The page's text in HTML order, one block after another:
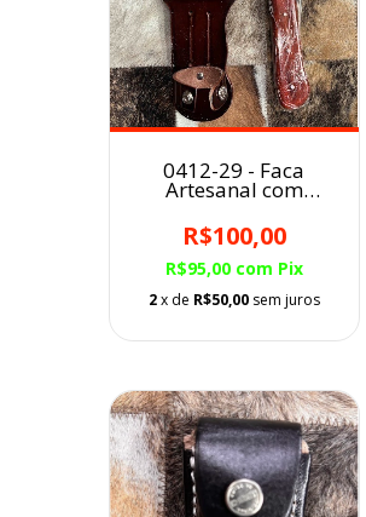
0412-29 - Faca
Artesanal com
R$100,00
R$95,00 com Pix
2x de R$50,00 sem juros